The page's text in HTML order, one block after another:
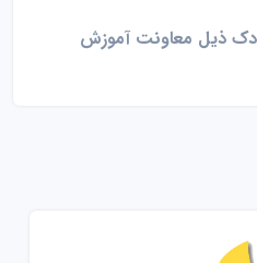
ذیل معاونت آموزش